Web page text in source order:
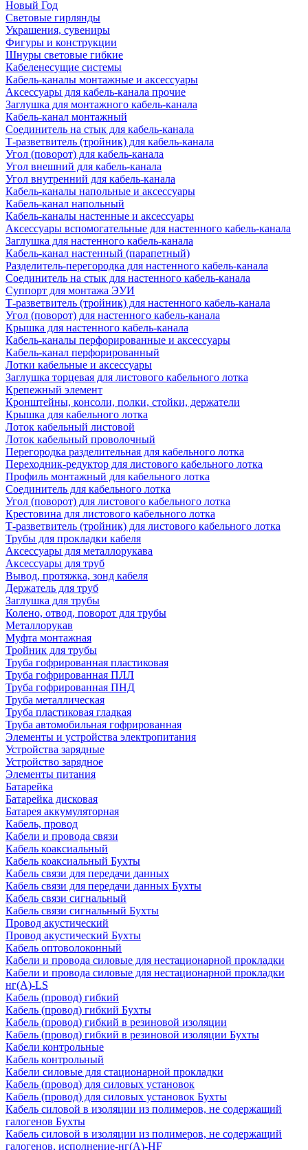
Новый Год
Световые гирлянды
Украшения, сувениры
Фигуры и конструкции
Шнуры световые гибкие
Кабеленесущие системы
Кабель-каналы монтажные и аксессуары
Аксессуары для кабель-канала прочие
Заглушка для монтажного кабель-канала
Кабель-канал монтажный
Соединитель на стык для кабель-канала
Т-разветвитель (тройник) для кабель-канала
Угол (поворот) для кабель-канала
Угол внешний для кабель-канала
Угол внутренний для кабель-канала
Кабель-каналы напольные и аксессуары
Кабель-канал напольный
Кабель-каналы настенные и аксессуары
Аксессуары вспомогательные для настенного кабель-канала
Заглушка для настенного кабель-канала
Кабель-канал настенный (парапетный)
Разделитель-перегородка для настенного кабель-канала
Соединитель на стык для настенного кабель-канала
Суппорт для монтажа ЭУИ
Т-разветвитель (тройник) для настенного кабель-канала
Угол (поворот) для настенного кабель-канала
Крышка для настенного кабель-канала
Кабель-каналы перфорированные и аксессуары
Кабель-канал перфорированный
Лотки кабельные и аксессуары
Заглушка торцевая для листового кабельного лотка
Крепежный элемент
Кронштейны, консоли, полки, стойки, держатели
Крышка для кабельного лотка
Лоток кабельный листовой
Лоток кабельный проволочный
Перегородка разделительная для кабельного лотка
Переходник-редуктор для листового кабельного лотка
Профиль монтажный для кабельного лотка
Соединитель для кабельного лотка
Угол (поворот) для листового кабельного лотка
Крестовина для листового кабельного лотка
Т-разветвитель (тройник) для листового кабельного лотка
Трубы для прокладки кабеля
Аксессуары для металлорукава
Аксессуары для труб
Вывод, протяжка, зонд кабеля
Держатель для труб
Заглушка для трубы
Колено, отвод, поворот для трубы
Металлорукав
Муфта монтажная
Тройник для трубы
Труба гофрированная пластиковая
Труба гофрированная ПЛЛ
Труба гофрированная ПНД
Труба металлическая
Труба пластиковая гладкая
Труба автомобильная гофрированная
Элементы и устройства электропитания
Устройства зарядные
Устройство зарядное
Элементы питания
Батарейка
Батарейка дисковая
Батарея аккумуляторная
Кабель, провод
Кабели и провода связи
Кабель коаксиальный
Кабель коаксиальный Бухты
Кабель связи для передачи данных
Кабель связи для передачи данных Бухты
Кабель связи сигнальный
Кабель связи сигнальный Бухты
Провод акустический
Провод акустический Бухты
Кабель оптоволоконный
Кабели и провода силовые для нестационарной прокладки
Кабели и провода силовые для нестационарной прокладки
нг(А)-LS
Кабель (провод) гибкий
Кабель (провод) гибкий Бухты
Кабель (провод) гибкий в резиновой изоляции
Кабель (провод) гибкий в резиновой изоляции Бухты
Кабели контрольные
Кабель контрольный
Кабели силовые для стационарной прокладки
Кабель (провод) для силовых установок
Кабель (провод) для силовых установок Бухты
Кабель силовой в изоляции из полимеров, не содержащий
галогенов Бухты
Кабель силовой в изоляции из полимеров, не содержащий
галогенов, исполнение-нг(А)-HF